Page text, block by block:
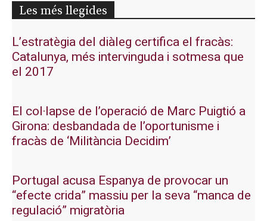
Les més llegides
L’estratègia del diàleg certifica el fracàs:
Catalunya, més intervinguda i sotmesa que
el 2017
El col·lapse de l’operació de Marc Puigtió a
Girona: desbandada de l’oportunisme i
fracàs de ‘Militància Decidim’
Portugal acusa Espanya de provocar un
“efecte crida” massiu per la seva “manca de
regulació” migratòria